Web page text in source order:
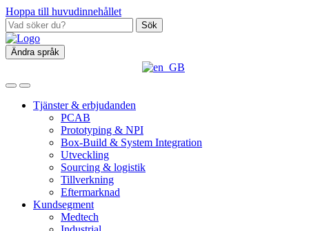
Hoppa till huvudinnehållet
Sök
Ändra språk
Tjänster & erbjudanden
PCAB
Prototyping & NPI
Box‑Build & System Integration
Utveckling
Sourcing & logistik
Tillverkning
Eftermarknad
Kundsegment
Medtech